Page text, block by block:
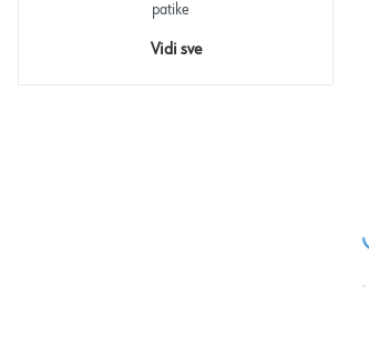
patike
Vidi sve